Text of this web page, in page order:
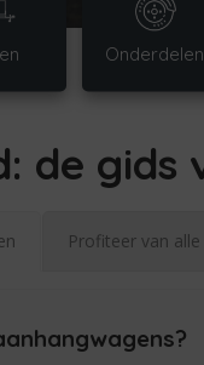
Onderdelen
de
Profiteer van